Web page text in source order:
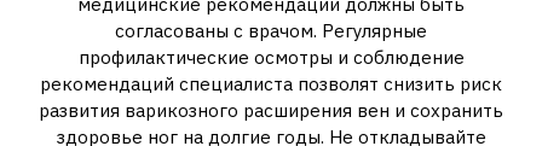
согласованы с врачом. Регулярные
профилактические осмотры и соблюдение
рекомендаций специалиста позволят снизить риск
развития варикозного расширения вен и сохранить
здоровье ног на долгие годы. Не откладывайте